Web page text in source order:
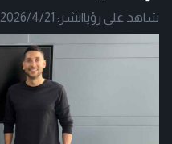
شاهد على رؤيا|نشر: 2026/4/21